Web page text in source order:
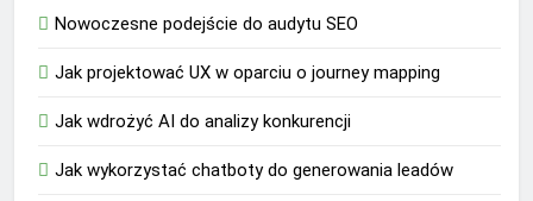
Nowoczesne podejście do audytu SEO
Jak projektować UX w oparciu o journey mapping
Jak wdrożyć AI do analizy konkurencji
Jak wykorzystać chatboty do generowania leadów